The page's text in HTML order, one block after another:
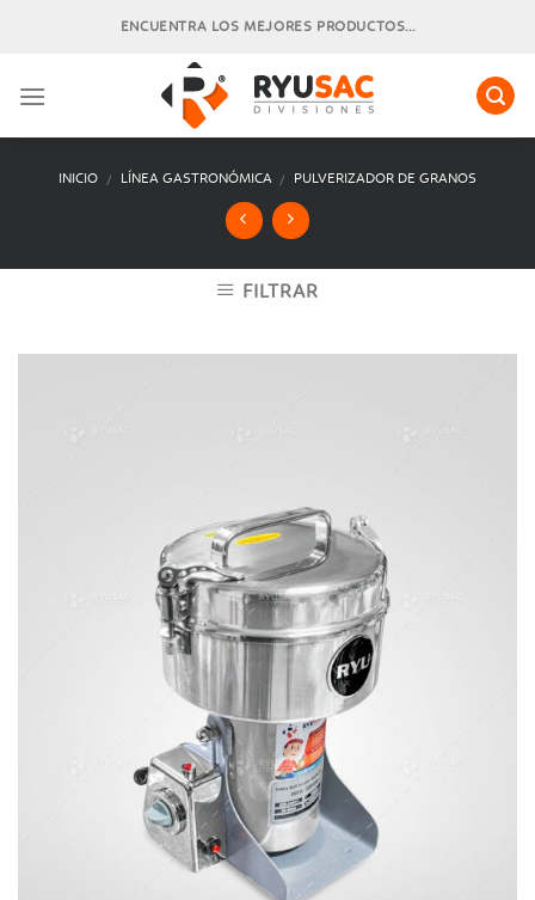
ENCUENTRA LOS MEJORES PRODUCTOS...
INICIO / LÍNEA GASTRONÓMICA / PULVERIZADOR DE GRANOS
FILTRAR